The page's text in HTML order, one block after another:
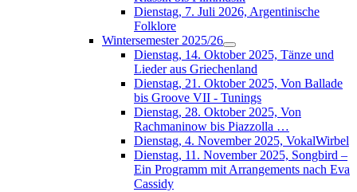
Dienstag, 7. Juli 2026, Argentinische
Folklore
Wintersemester 2025/26
Dienstag, 14. Oktober 2025, Tänze und
Lieder aus Griechenland
Dienstag, 21. Oktober 2025, Von Ballade
bis Groove VII - Tunings
Dienstag, 28. Oktober 2025, Von
Rachmaninow bis Piazzolla …
Dienstag, 4. November 2025, VokalWirbel
Dienstag, 11. November 2025, Songbird –
Ein Programm mit Arrangements nach Eva
Cassidy